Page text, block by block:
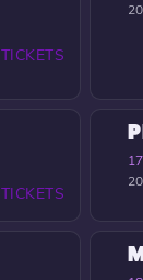
TICKETS
TICKETS